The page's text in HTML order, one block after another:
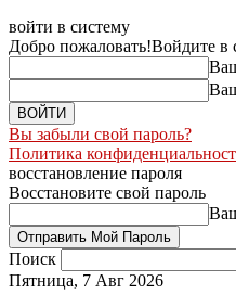
войти в систему
Добро пожаловать!Войдите в
Вы забыли свой пароль?
Политика
восстановление пароля
Восстановите свой пароль
Поиск
Пятница, 7 Авг 2026